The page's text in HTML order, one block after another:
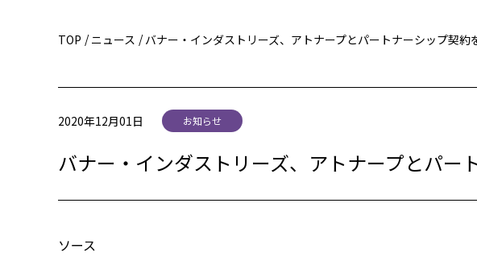
TOP ニュース バナー・インダストリーズ、アトナープとパートナーシップ契約
2020年12月01日 お知らせ
バナー・インダストリーズ、アトナープとパー
ソース